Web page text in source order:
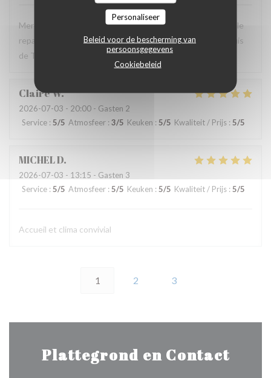
Personaliseer
Beleid voor de bescherming van
persoonsgegevens
Cookiebeleid
Merci mil fois pour une soirée excellente. L’atmosphère et le
repas étaient un highlight de notre visite à l’Isle de St. Louis
de Texas aux États Unis.
ClaireW
2026-07-03 - 20:00 - Gasten 2
Service : 5/5 Atmosfeer : 3/5 Keuken : 5/5 Kwaliteit / Prijs : 5/5
MICHELD
2026-07-03 - 13:15 - Gasten 3
Service : 5/5 Atmosfeer : 5/5 Keuken : 5/5 Kwaliteit / Prijs : 5/5
Accueil et clima convivial
1 2 3
Plattegrond en Contact